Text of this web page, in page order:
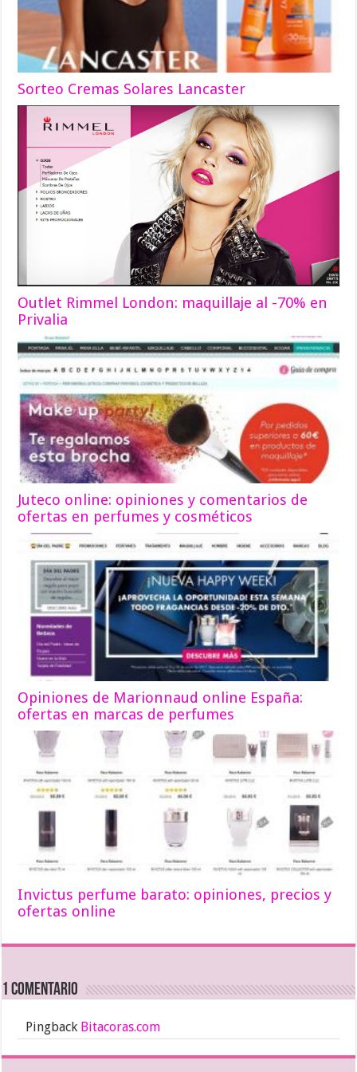
Sorteo Cremas Solares Lancaster
Outlet Rimmel London: maquillaje al -70% en
Privalia
Juteco online: opiniones y comentarios de
ofertas en perfumes y cosméticos
Opiniones de Marionnaud online España:
ofertas en marcas de perfumes
Invictus perfume barato: opiniones, precios y
ofertas online
1 comentario
Pingback Bitacoras.com